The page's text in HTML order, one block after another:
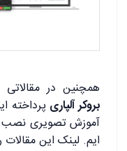
همچنین در
بروکر آلپاری پرداخته
آموزش تصویری نصب و
ایم. لینک این مقالات